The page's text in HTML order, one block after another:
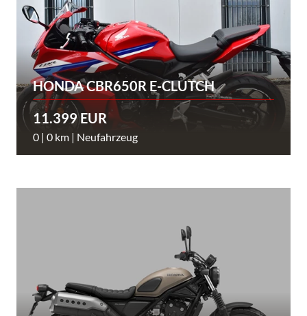
HONDA CBR650R E-CLUTCH
11.399 EUR
0 | 0 km | Neufahrzeug